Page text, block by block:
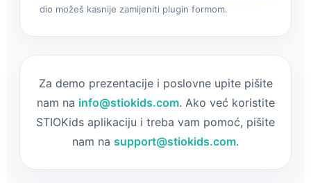
dio možeš kasnije zamijeniti plugin formom.
Za demo prezentacije i poslovne upite pišite
nam na info@stiokids.com. Ako već koristite
STIOKids aplikaciju i treba vam pomoć, pišite
nam na support@stiokids.com.